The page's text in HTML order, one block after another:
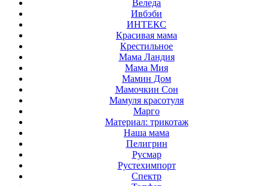
Веледа
Ивбэби
ИНТЕКС
Красивая мама
Крестильное
Мама Ландия
Мама Мия
Мамин Дом
Мамочкин Сон
Мамуля красотуля
Марго
Материал: трикотаж
Наша мама
Пелигрин
Русмар
Рустехимпорт
Спектр